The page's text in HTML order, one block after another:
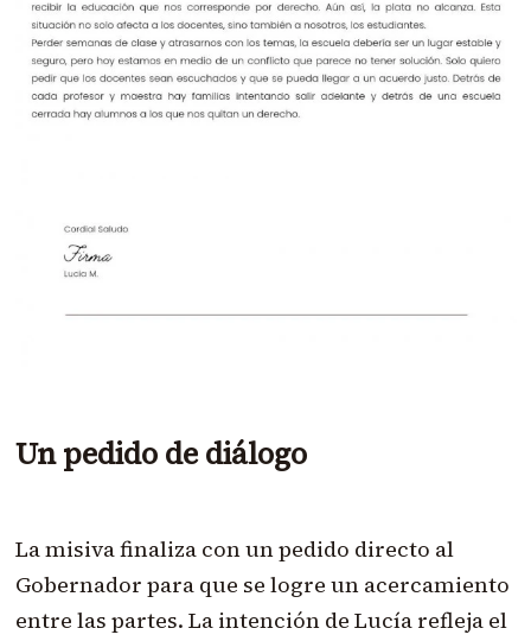
Un pedido de diálogo
La misiva finaliza con un pedido directo al
Gobernador para que se logre un acercamiento
entre las partes. La intención de Lucía refleja el